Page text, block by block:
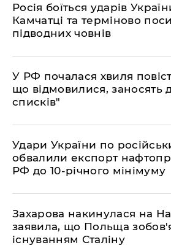
​Росія боїться ударів
Камчатці та терміново
підводних човнів
​У РФ почалася хвиля
що відмовилися, заносять
списків"
​Удари України по
обвалили експорт
РФ до 10-річного мінімуму
​Захарова накинулася на
заявила, що Польща
існуванням Сталіну